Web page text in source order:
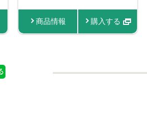
商品情報
商品情報
商品情報 購入する